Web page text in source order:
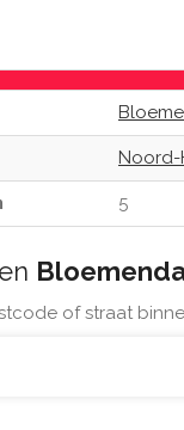
5
of straat